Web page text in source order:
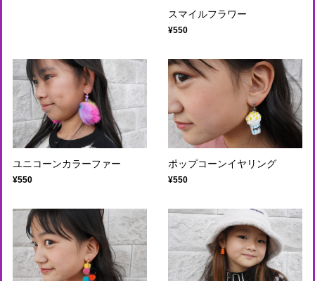
スマイルフラワー
¥550
ユニコーンカラーファー
¥550
ポップコーンイヤリング
¥550